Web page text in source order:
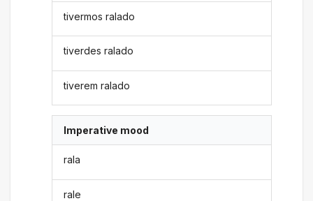
tivermos ralado
tiverdes ralado
tiverem ralado
Imperative mood
rala
rale